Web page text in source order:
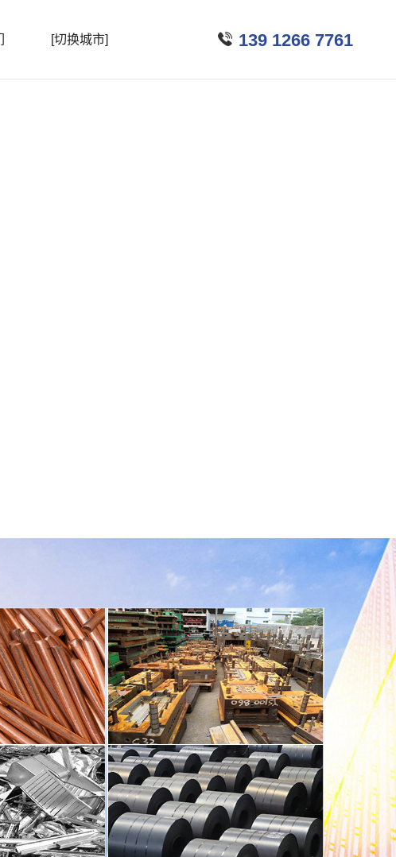
[切换城市]  139 1266 7761